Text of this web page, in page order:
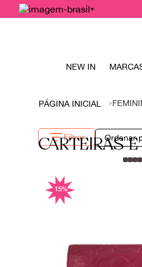
NEW IN
CARTEIRAS
Filtrar Ordenar
15%